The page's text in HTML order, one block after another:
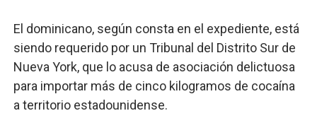
El dominicano, según consta en el expediente, está
siendo requerido por un Tribunal del Distrito Sur de
Nueva York, que lo acusa de asociación delictuosa
para importar más de cinco kilogramos de cocaína
a territorio estadounidense.